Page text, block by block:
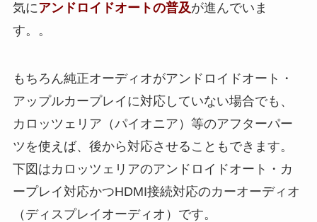
気にアンドロイドオートの普及が進んでいま
す。。
もちろん純正オーディオがアンドロイドオート・
アップルカープレイに対応していない場合でも、
カロッツェリア（パイオニア）等のアフターパー
ツを使えば、後から対応させることもできます。
下図はカロッツェリアのアンドロイドオート・カ
ープレイ対応かつHDMI接続対応のカーオーディオ
（ディスプレイオーディオ）です。